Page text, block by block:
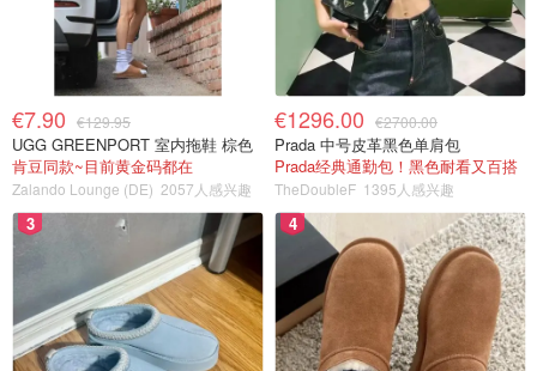
€7.90 €129.95
UGG GREENPORT 室内拖鞋 棕色
肯豆同款~目前黄金码都在
Zalando Lounge (DE) 2057人感兴趣
€1296.00 €2700.00
Prada 中号皮革黑色单肩包
Prada经典通勤包！黑色耐看又百搭
TheDoubleF 1395人感兴趣
3 4